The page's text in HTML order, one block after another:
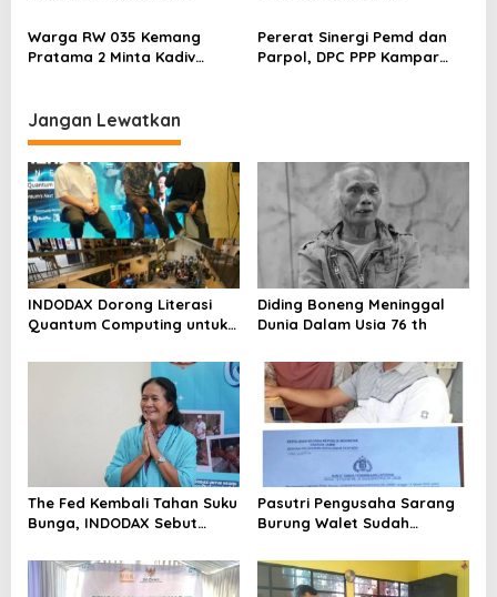
Karpet Masjid di Pakuhaji
Kampar, Pemred – Pimum
Metroterkini.id Desak Usut
Kasus Ini
Warga RW 035 Kemang
Pratama 2 Minta Kadiv
Metro Bekasi Kota
Pererat Sinergi Pemd dan
Parpol, DPC PPP Kampar
Jangan Lewatkan
INDODAX Dorong Literasi
Quantum Computing untuk
Blockchain
Diding Boneng Meninggal
Dunia Dalam Usia 76 th
The Fed Kembali Tahan Suku
Bunga, INDODAX Sebut
Sentimen Pasar
Pasutri Pengusaha Sarang
Burung Walet Sudah
Pelapor Desak Polda Jambi
Segera Lakukan Penahanan